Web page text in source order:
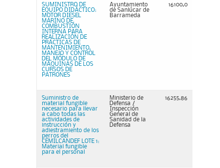
SUMINISTRO DE
EQUIPO DIDÁCTICO:
MOTOR DIESEL
MARINO DE
COMBUSTIÓN
INTERNA PARA
REALIZACIÓN DE
PRÁCTICAS DE
MANTENIMIENTO,
MANEJO Y CONTROL
DEL MÓDULO DE
MÁQUINAS DE LOS
CURSOS DE
PATRONES
Ayuntamiento
de Sanlúcar de
Barrameda
16100,0
Suministro de
material fungible
necesario para llevar
a cabo todas las
actividades de
instrucción y
adiestramiento de los
perros del
CEMILCANDEF LOTE 1:
Material fungible
para el personal
Ministerio de
Defensa /
Inspección
General de
Sanidad de la
Defensa
16255,86